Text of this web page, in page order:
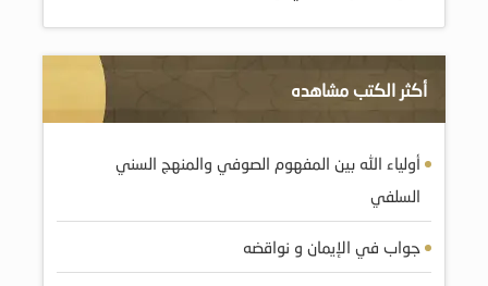
أكثر الكتب مشاهده
أولياء الله بين المفهوم الصوفي والمنهج السني
السلفي
جواب في الإيمان و نواقضه